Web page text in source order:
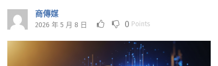
商傳媒
2026 年 5 月 8 日 0 Points